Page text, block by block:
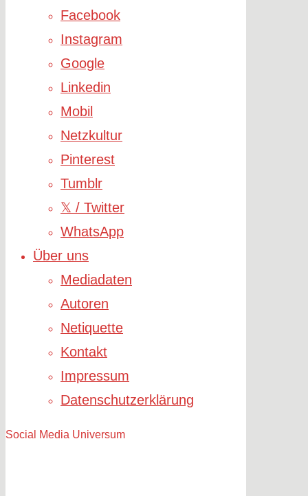
Facebook
Instagram
Google
Linkedin
Mobil
Netzkultur
Pinterest
Tumblr
𝕏 / Twitter
WhatsApp
Über uns
Mediadaten
Autoren
Netiquette
Kontakt
Impressum
Datenschutzerklärung
Social Media Universum